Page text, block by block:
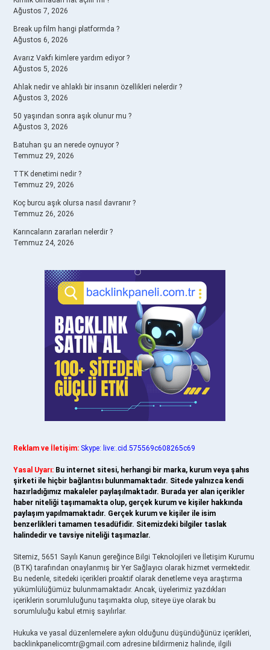
Ağustos 7, 2026
Break up film hangi platformda ?
Ağustos 6, 2026
Avarız Vakfı kimlere yardım ediyor ?
Ağustos 5, 2026
Ahlak nedir ve ahlaklı bir insanın özellikleri nelerdir ?
Ağustos 3, 2026
50 yaşından sonra aşık olunur mu ?
Ağustos 3, 2026
Batuhan şu an nerede oynuyor ?
Temmuz 29, 2026
TTK denetimi nedir ?
Temmuz 29, 2026
Koç burcu aşık olursa nasıl davranır ?
Temmuz 26, 2026
Karıncaların zararları nelerdir ?
Temmuz 24, 2026
Reklam ve İletişim: Skype: live:.cid.575569c608265c69
Yasal Uyarı: Bu internet sitesi, herhangi bir marka, kurum veya şahıs
şirketi ile hiçbir bağlantısı bulunmamaktadır. Sitede yalnızca kendi
hazırladığımız makaleler paylaşılmaktadır. Burada yer alan içerikler
haber niteliği taşımamakta olup, gerçek kurum ve kişiler hakkında
paylaşım yapılmamaktadır. Gerçek kurum ve kişiler ile isim
benzerlikleri tamamen tesadüfidir. Sitemizdeki bilgiler taslak
halindedir ve tavsiye niteliği taşımazlar.
Sitemiz, 5651 Sayılı Kanun gereğince Bilgi Teknolojileri ve İletişim Kurumu
(BTK) tarafından onaylanmış bir Yer Sağlayıcı olarak hizmet vermektedir.
Bu nedenle, sitedeki içerikleri proaktif olarak denetleme veya araştırma
yükümlülüğümüz bulunmamaktadır. Ancak, üyelerimiz yazdıkları
içeriklerin sorumluluğunu taşımakta olup, siteye üye olarak bu
sorumluluğu kabul etmiş sayılırlar.
Hukuka ve yasal düzenlemelere aykırı olduğunu düşündüğünüz içerikleri,
backlinkpanelicomtr@gmail.com adresine bildirmeniz halinde, ilgili